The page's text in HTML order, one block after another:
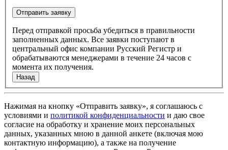
Перед отправкой просьба убедиться в правильности
заполненных данных. Все заявки поступают в
центральный офис компании Русский Регистр и
обрабатываются менеджерами в течение 24 часов с
момента их получения.
Назад
Нажимая на кнопку «Отправить заявку», я соглашаюсь с
условиями и политикой конфиденциальности и даю свое
согласие на обработку и хранение моих персональных
данных, указанных мною в данной анкете (включая мою
контактную информацию), а также на получение